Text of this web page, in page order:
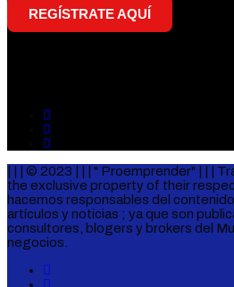
REGÍSTRATE AQUÍ
| | | © 2023 | | | " Proemprender" | | |
the exclusive property of their
hacemos responsables del
artículos y noticias ; ya que son
consultores, blogers y brokers del
negocios.